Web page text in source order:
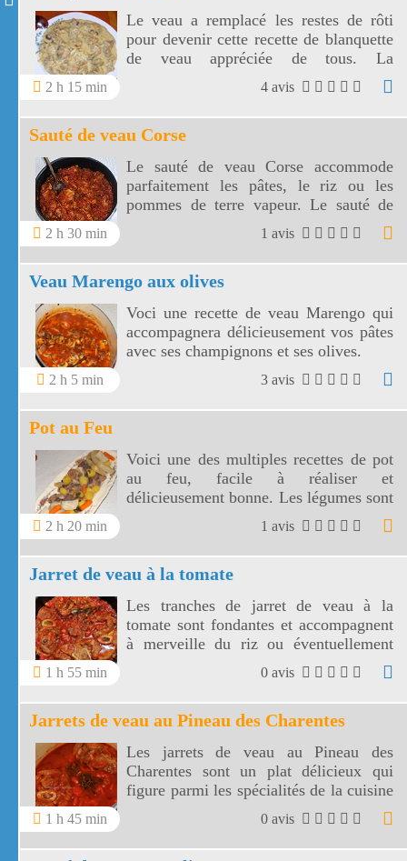
2 h 15 min
Le veau a remplacé les restes de rôti
pour devenir cette recette de blanquette
de veau appréciée de tous. La
blanquette de veau, qui tire son nom de
sa couleur, est la sauce qui nappera le
veau.
4 avis
Sauté de veau Corse
2 h 30 min
Le sauté de veau Corse accommode
parfaitement les pâtes, le riz ou les
pommes de terre vapeur. Le sauté de
veau Corse et sa sauce au vin blanc,
champignons, olives et tomates sentent
bon le Sud.
1 avis
Veau Marengo aux olives
2 h 5 min
Voci une recette de veau Marengo qui
accompagnera délicieusement vos pâtes
avec ses champignons et ses olives.
3 avis
Pot au Feu
2 h 20 min
Voici une des multiples recettes de pot
au feu, facile à réaliser et
délicieusement bonne. Les légumes sont
fondants et même les enfants vont
apprécier. N'oubliez pas de tartiner les
tranches de pain avec la moelle.
1 avis
Jarret de veau à la tomate
1 h 55 min
Les tranches de jarret de veau à la
tomate sont fondantes et accompagnent
à merveille du riz ou éventuellement
des pâtes. Cette préparation pour
cuisiner les jarrets est facile à réaliser,
la recette du jarret de veau à la tomate
est un peu longue mais c'est cette
veau si tendre et si goûteux!
0 avis
Jarrets de veau au Pineau des Charentes
1 h 45 min
Les jarrets de veau au Pineau des
Charentes sont un plat délicieux qui
figure parmi les spécialités de la cuisine
charentaise. Avec ses petits légumes
rehausses par le Pineau des Charentes,
les jarrets de veau sont fondants et
0 avis